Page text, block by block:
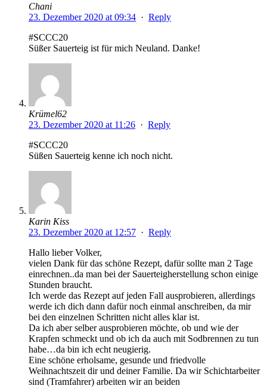
Chani
23. Dezember 2020 at 09:34 · Reply
#SCCC20
Süßer Sauerteig ist für mich Neuland. Danke!
Krümel62
23. Dezember 2020 at 11:26 · Reply
#SCCC20
Süßen Sauerteig kenne ich noch nicht.
Karin Kiss
23. Dezember 2020 at 12:57 · Reply
Hallo lieber Volker,
vielen Dank für das schöne Rezept, dafür sollte man 2 Tage
einrechnen..da man bei der Sauerteigherstellung schon einige
Stunden braucht.
Ich werde das Rezept auf jeden Fall ausprobieren, allerdings
werde ich dich dann dafür noch einmal anschreiben, da mir
bei den einzelnen Schritten nicht alles klar ist.
Da ich aber selber ausprobieren möchte, ob und wie der
Krapfen schmeckt und ob ich da auch mit Sodbrennen zu tun
habe…da bin ich echt neugierig.
Eine schöne erholsame, gesunde und friedvolle
Weihnachtszeit dir und deiner Familie. Da wir Schichtarbeiter
sind (Tramfahrer) arbeiten wir an beiden